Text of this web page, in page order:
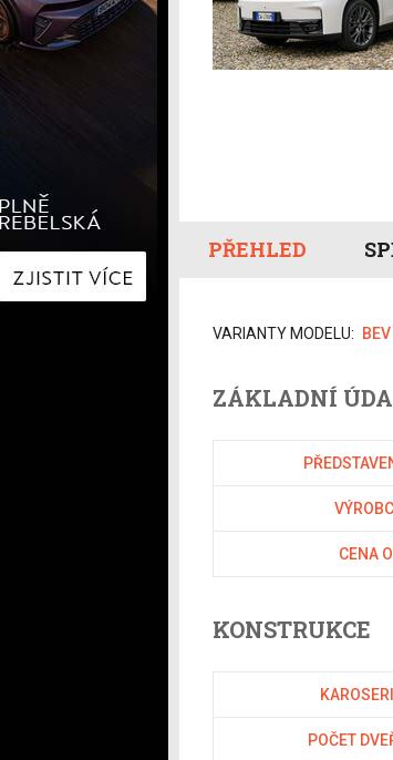
Hyundai
Kia
Mercedes-Benz
PŘEHLED
VARIANTY MODELU:
ZÁKLADNÍ
CENA
KONSTRUKCE
POČET